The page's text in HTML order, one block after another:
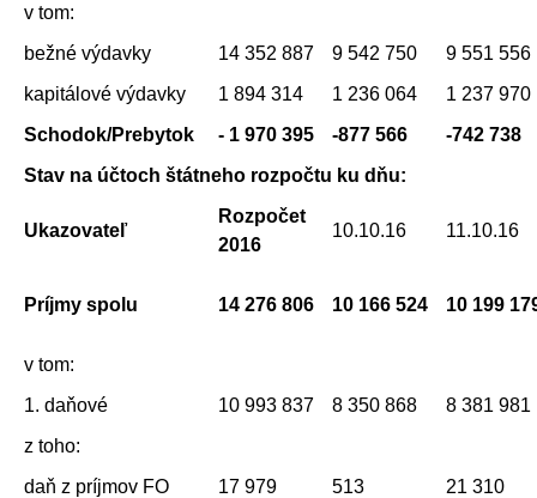
v tom:
bežné výdavky
14 352 887 9 542 750
9 551 556
kapitálové výdavky
1 894 314 1 236 064
1 237 970
Schodok/Prebytok
- 1 970 395 -877 566
-742 738
Stav na účtoch štátneho rozpočtu ku dňu:
Ukazovateľ
Rozpočet
2016
10.10.16 11.10.16
Príjmy spolu 14 276 806 10 166 524 10 199
v tom:
1. daňové
10 993 837 8 350 868
8 381 981
z toho:
daň z príjmov FO
17 979 513
21 310